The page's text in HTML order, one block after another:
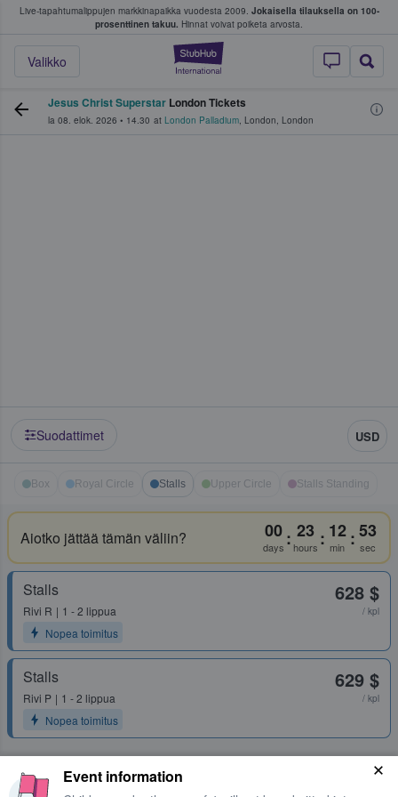
Live-tapahtumalippujen markkinapaikka vuodesta 2009. Jokaisella tilauksella on 100-
prosenttinen takuu. Hinnat voivat poiketa arvosta.
StubHub -
Valikko
fanit ostavat ja myyvät lippuja
Jesus Christ Superstar London Tickets
la 08. elok. 2026 • 14.30 at London Palladium, London, London
Suodattimet USD
Box Royal Circle Stalls Upper Circle Stalls Standing
Aiotko jättää tämän väliin? 00
days : 23
hours : 12
min :53
sec
Stalls
Rivi R
1 - 2 lippua
Nopea toimitus
628 $
/ kpl
Stalls
Rivi P
1 - 2 lippua
Nopea toimitus
629 $
/ kpl
Event information